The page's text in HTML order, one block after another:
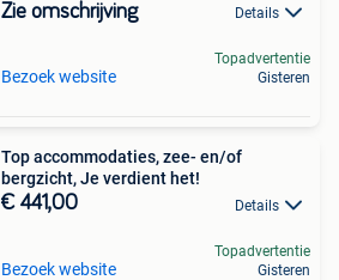
Zie omschrijving Details
Bezoek website
Topadvertentie
Gisteren
Top accommodaties, zee- en/of
bergzicht, Je verdient het!
€ 441,00 Details
Bezoek website
Topadvertentie
Gisteren